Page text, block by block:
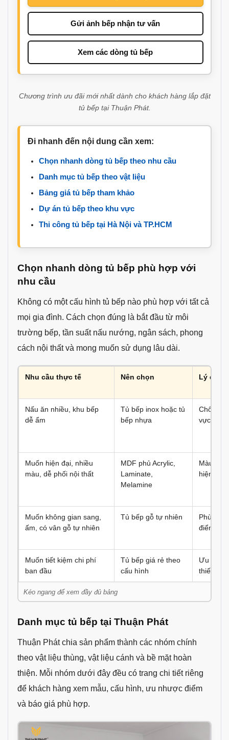
Gửi ảnh bếp nhận tư vấn
Xem các dòng tủ bếp
Chương trình ưu đãi mới nhất dành cho khách hàng lắp đặt
tủ bếp tại Thuận Phát.
Đi nhanh đến nội dung cần xem:
Chọn nhanh dòng tủ bếp theo nhu cầu
Danh mục tủ bếp theo vật liệu
Bảng giá tủ bếp tham khảo
Dự án tủ bếp theo khu vực
Thi công tủ bếp tại Hà Nội và TP.HCM
Chọn nhanh dòng tủ bếp phù hợp với
nhu cầu
Không có một cấu hình tủ bếp nào phù hợp với tất cả
mọi gia đình. Cách chọn đúng là bắt đầu từ môi
trường bếp, tần suất nấu nướng, ngân sách, phong
cách nội thất và mong muốn sử dụng lâu dài.
Nhu cầu thực tế Nên chọn Lý do
Nấu ăn nhiều, khu bếp
dễ ẩm
Tủ bếp inox hoặc tủ
bếp nhựa
Chống
vực
Muốn hiện đại, nhiều
màu, dễ phối nội thất
MDF phủ Acrylic,
Laminate,
Melamine
Màu sắc
hiện đại
Muốn không gian sang,
ấm, có vân gỗ tự nhiên
Tủ bếp gỗ tự nhiên
Phù hợp
điển
Muốn tiết kiệm chi phí
ban đầu
Tủ bếp giá rẻ theo
cấu hình
Ưu tiên
thiết kế
Danh mục tủ bếp tại Thuận Phát
Thuận Phát chia sản phẩm thành các nhóm chính
theo vật liệu thùng, vật liệu cánh và bề mặt hoàn
thiện. Mỗi nhóm dưới đây đều có trang chi tiết riêng
để khách hàng xem mẫu, cấu hình, ưu nhược điểm
và báo giá phù hợp.